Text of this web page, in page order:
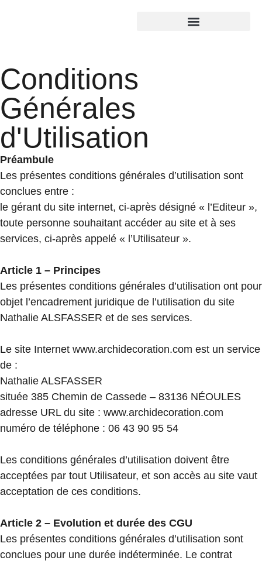
Conditions
Générales
d'Utilisation
Préambule
Les présentes conditions générales d’utilisation sont
conclues entre :
le gérant du site internet, ci-après désigné « l’Editeur »,
toute personne souhaitant accéder au site et à ses
services, ci-après appelé « l’Utilisateur ».
Article 1 – Principes
Les présentes conditions générales d’utilisation ont pour
objet l’encadrement juridique de l’utilisation du site
Nathalie ALSFASSER et de ses services.
Le site Internet www.archidecoration.com est un service
de :
Nathalie ALSFASSER
située 385 Chemin de Cassede – 83136 NÉOULES
adresse URL du site : www.archidecoration.com
numéro de téléphone : 06 43 90 95 54
Les conditions générales d’utilisation doivent être
acceptées par tout Utilisateur, et son accès au site vaut
acceptation de ces conditions.
Article 2 – Evolution et durée des CGU
Les présentes conditions générales d’utilisation sont
conclues pour une durée indéterminée. Le contrat